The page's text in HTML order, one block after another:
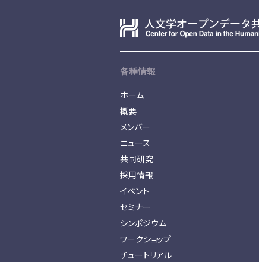
各種情報
ホーム
概要
メンバー
ニュース
共同研究
採用情報
イベント
セミナー
シンポジウム
ワークショップ
チュートリアル